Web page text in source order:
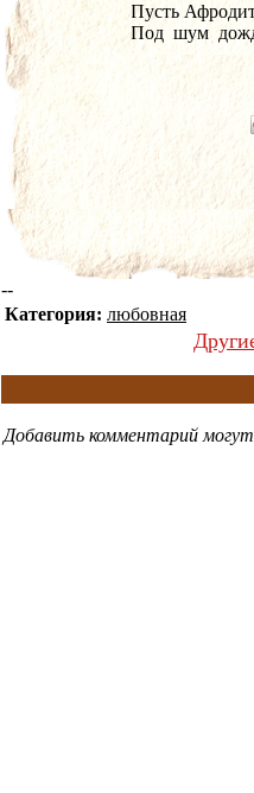
Пусть
Под  шум
--
Категория: любовная
Добавить комментарий